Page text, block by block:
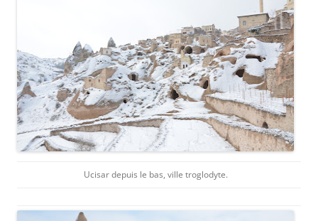
Ucisar depuis le bas, ville troglodyte.